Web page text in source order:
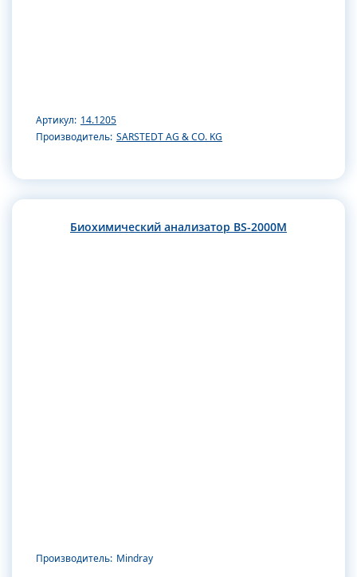
Артикул: 14.1205
Производитель: SARSTEDT AG & CO. KG
Биохимический анализатор BS-2000M
Производитель: Mindray